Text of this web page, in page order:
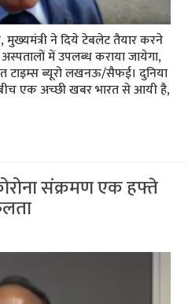
ने दिये टेबलेट तैयार करने
में‍ उपलब्‍ध कराया जायेगा,
टाइम्‍स ब्‍यूरो लखनऊ/सैफई। दुनिया
एक अच्‍छी खबर भारत से आयी है,
संक्रमण एक हफ्ते